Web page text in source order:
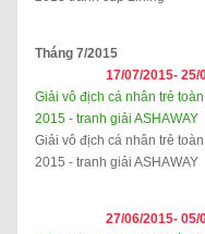
Tháng 7/2015
17/07/2015- 25/
Giải vô địch cá nhân trẻ
2015 - tranh giải ASHAWAY
Giải vô địch cá nhân trẻ
2015 - tranh giải ASHAWAY
27/06/2015- 05/